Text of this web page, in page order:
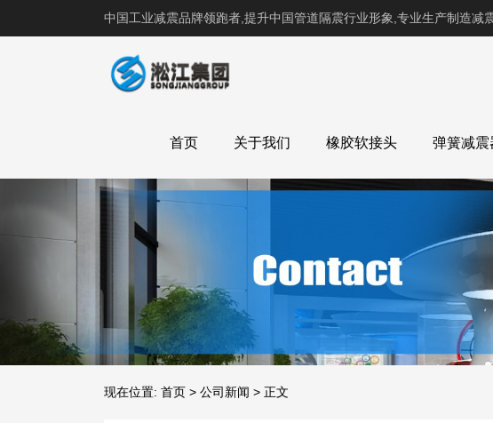
中国工业减震品牌领跑者,提升中国管道隔震行业形象,专业生产制造减
首页 关于我们 橡胶软接头 弹簧减震
现在位置: 首页 > 公司新闻 > 正文